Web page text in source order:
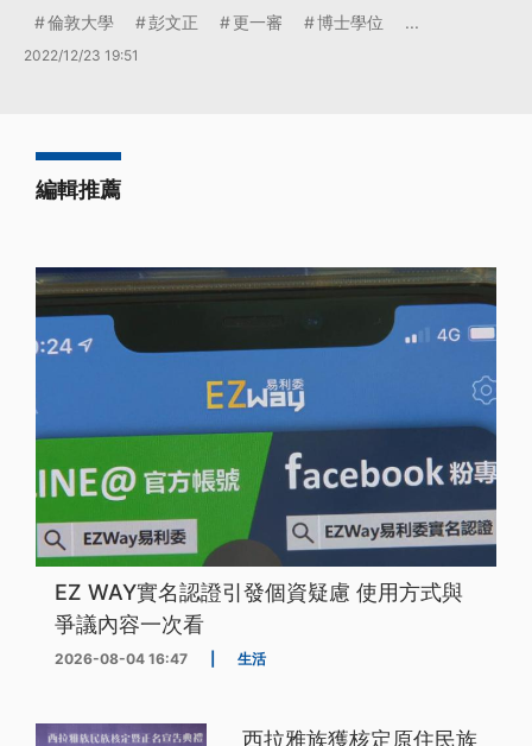
倫敦大學 彭文正 更一審 博士學位 ...
2022/12/23 19:51
編輯推薦
EZ WAY實名認證引發個資疑慮 使用方式與
爭議內容一次看
2026-08-04 16:47 生活
西拉雅族獲核定原住民族